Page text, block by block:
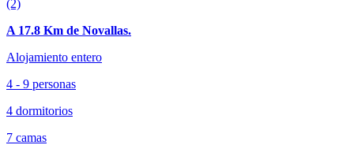
(2)
A 17.8 Km de Novallas.
Alojamiento entero
4 - 9 personas
4 dormitorios
7 camas